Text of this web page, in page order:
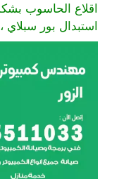
اقلاع الحاسوب
استبدال بور